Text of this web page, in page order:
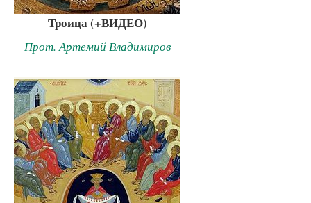
Троица (+ВИДЕО)
Прот. Артемий Владимиров